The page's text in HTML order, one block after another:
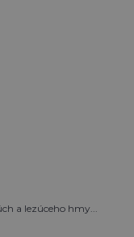
a lezúceho hmy...